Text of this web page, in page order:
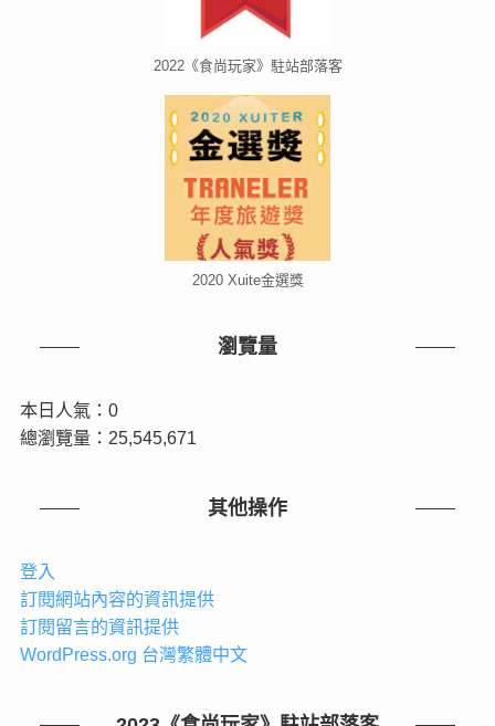
2022《食尚玩家》駐站部落客
2020 Xuite金選獎
瀏覽量
本日人氣：0
總瀏覽量：25,545,671
其他操作
登入
訂閱網站內容的資訊提供
訂閱留言的資訊提供
WordPress.org 台灣繁體中文